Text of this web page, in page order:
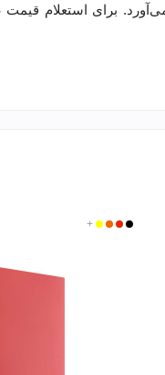
برای استعلام
مشکی
قرمزنارنجی
زرد+